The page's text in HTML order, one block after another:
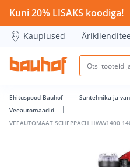
VEEAUTOMAAT
Kuni 20% LISAKS koodiga!
Kauplused
Ehituspood Bauhof Santehnika ja
Veeautomaadid
VEEAUTOMAAT SCHEPPACH HWW1400